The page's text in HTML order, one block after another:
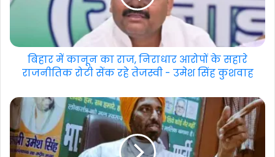
बिहार में कानून का राज, निराधार आरोपों के सहारे
राजनीतिक रोटी सेंक रहे तेजस्वी - उमेश सिंह कुशवाह